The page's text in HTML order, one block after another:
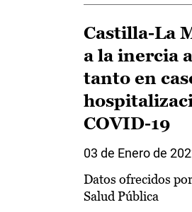
Castilla-La
a la inercia
tanto en
COVID-19
03 de Enero de
Datos ofrecidos
Salud Pública